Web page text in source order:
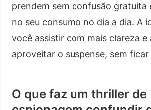
prendem sem confusão gratuita
no seu consumo no dia a dia. A
você assistir com mais clareza e
aproveitar o suspense, sem
O que faz um thriller de